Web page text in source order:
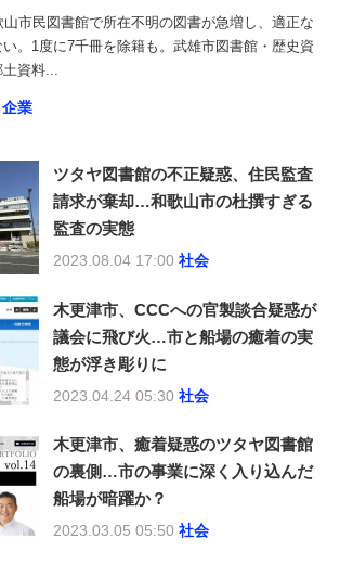
市民図書館で所在不明の図書が急増し、適正な
。1度に7千冊を除籍も。武雄市図書館・歴史資
資料...
企業
ツタヤ図書館の不正疑惑、住民監査
請求が棄却…和歌山市の杜撰すぎる
監査の実態
2023.08.04 17:00 社会
木更津市、CCCへの官製談合疑惑が
議会に飛び火…市と船場の癒着の実
態が浮き彫りに
2023.04.24 05:30 社会
木更津市、癒着疑惑のツタヤ図書館
の裏側…市の事業に深く入り込んだ
船場が暗躍か？
2023.03.05 05:50 社会